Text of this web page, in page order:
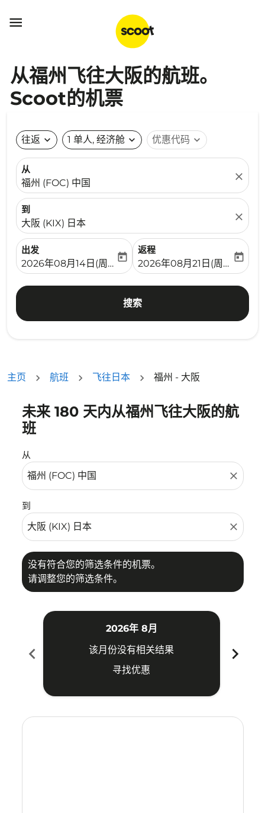

从福州飞往大阪的航班。
Scoot的机票
往返 expand_more 1 单人, 经济舱 expand_more 优惠代码 expand_more
从
福州 (FOC) 中国
close
到
大阪 (KIX) 日本
close
出发
fc-booking-departure-date-aria-label
2026年08月14日(周五)
today
返程
fc-booking-return-date-
2026年08月21日(周五)
today
搜索
主页 航班 飞往日本 福州 - 大阪
未来 180 天内从福州飞往大阪的航
班
从
close
到
close
没有符合您的筛选条件的机票。
请调整您的筛选条件。
没有符合您的筛选条件的机票。请调整您的筛选条件。
chevron_left
2026年 8月
该月份没有相关结果
寻找优惠
chevron_right